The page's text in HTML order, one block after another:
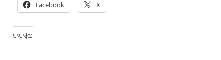
Facebook X
いいね: